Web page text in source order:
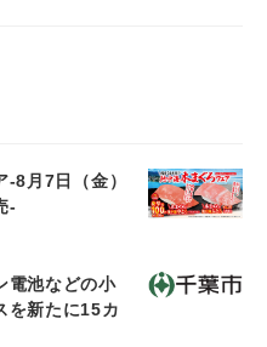
-8月7日（金）
-
電池などの小
を新たに15カ